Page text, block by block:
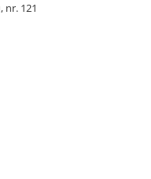
nr. 121